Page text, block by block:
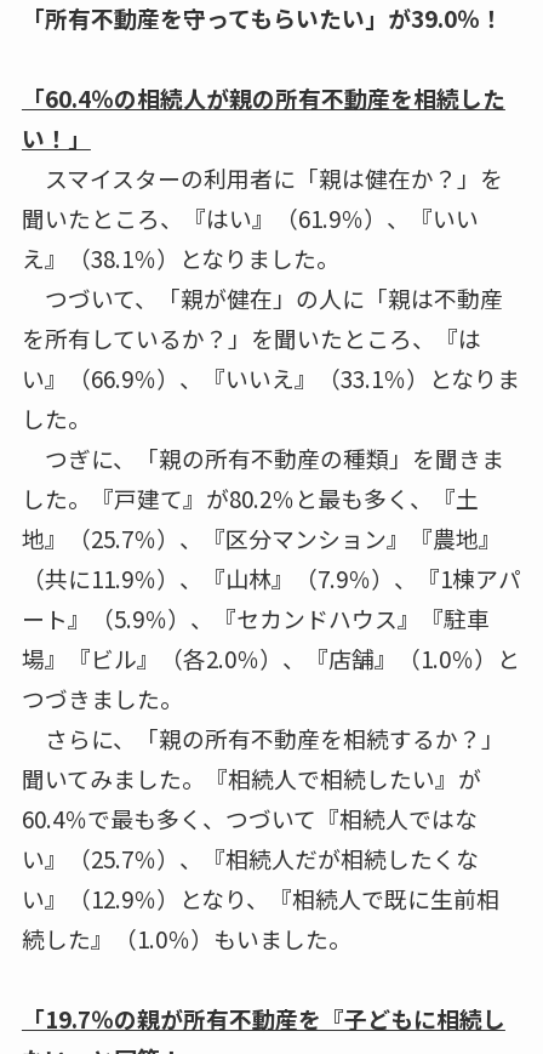
「所有不動産を守ってもらいたい」が39.0％！
「60.4％の相続人が親の所有不動産を相続した
い！」
スマイスターの利用者に「親は健在か？」を
聞いたところ、『はい』（61.9％）、『いい
え』（38.1％）となりました。
つづいて、「親が健在」の人に「親は不動産
を所有しているか？」を聞いたところ、『は
い』（66.9％）、『いいえ』（33.1％）となりま
した。
つぎに、「親の所有不動産の種類」を聞きま
した。『戸建て』が80.2％と最も多く、『土
地』（25.7％）、『区分マンション』『農地』
（共に11.9％）、『山林』（7.9％）、『1棟アパ
ート』（5.9％）、『セカンドハウス』『駐車
場』『ビル』（各2.0％）、『店舗』（1.0％）と
つづきました。
さらに、「親の所有不動産を相続するか？」
聞いてみました。『相続人で相続したい』が
60.4％で最も多く、つづいて『相続人ではな
い』（25.7％）、『相続人だが相続したくな
い』（12.9％）となり、『相続人で既に生前相
続した』（1.0％）もいました。
「19.7％の親が所有不動産を『子どもに相続し